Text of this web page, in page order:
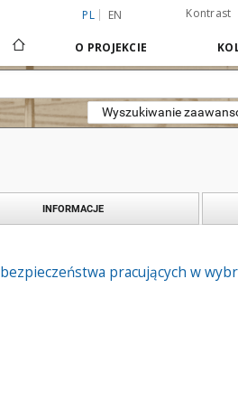
PL EN Kontrast
O PROJEKCIE
Wyszukiwanie
INFORMACJE
pracujących w